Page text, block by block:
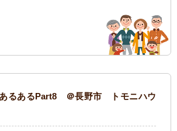
るあるPart8 ＠長野市 トモニハウ